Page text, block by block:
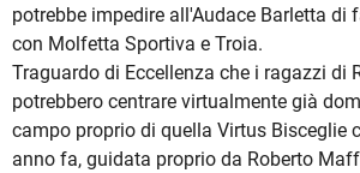
potrebbe impedire all'Audace Barletta di
con Molfetta Sportiva e Troia.
Traguardo di Eccellenza che i ragazzi di
potrebbero centrare virtualmente già
campo proprio di quella Virtus Bisceglie
anno fa, guidata proprio da Roberto